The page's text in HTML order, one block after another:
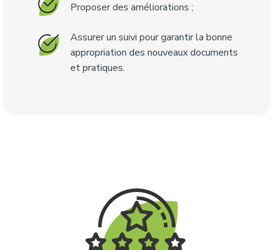
Proposer des améliorations ;
Assurer un suivi pour garantir la bonne
appropriation des nouveaux documents
et pratiques.